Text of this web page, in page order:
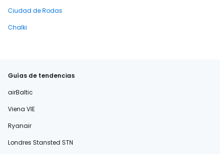
Ciudad de Rodas
Chalki
Guías de tendencias
airBaltic
Viena VIE
Ryanair
Londres Stansted STN